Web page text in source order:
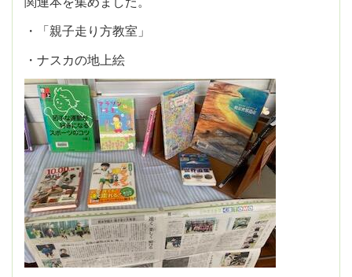
・「親子走り方教室」
・ナスカの地上絵